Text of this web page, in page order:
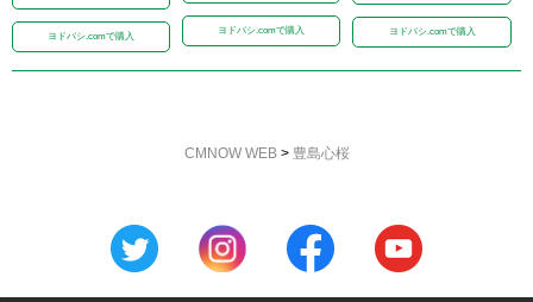
ヨドバシ.comで購入
ヨドバシ.comで購入 ヨドバシ.comで購入
CMNOW WEB> 豊島心桜